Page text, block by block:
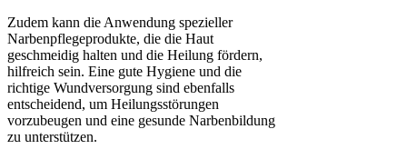
Zudem kann die Anwendung spezieller
Narbenpflegeprodukte, die die Haut
geschmeidig halten und die Heilung fördern,
hilfreich sein. Eine gute Hygiene und die
richtige Wundversorgung sind ebenfalls
entscheidend, um Heilungsstörungen
vorzubeugen und eine gesunde Narbenbildung
zu unterstützen.